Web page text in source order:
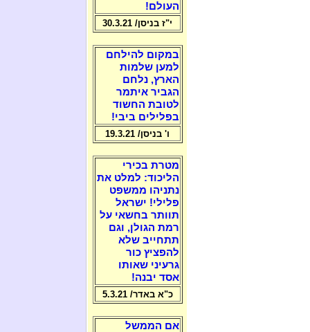
העולם!
י"ז בניסן/ 30.3.21
במקום להילחם
למען שלמות
הארץ, נלחם
הגביר איתמר
לטובת החשוד
בפלילים ביבי!
ו' בניסן/ 19.3.21
מטרת בכירי
הליכוד: למלט את
נתניהו ממשפט
פלילי! ישראל
תוותר בחשאי על
רמת הגולן, וגם
תתחייב שלא
להפציץ כור
גרעיני שאותו
אסד יבנה!
כ"א באדר/ 5.3.21
אם הממשל